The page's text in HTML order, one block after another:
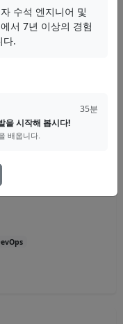
페이스 설정
하는 방법을 배웁니다.
수석 엔지니어 및
서 7년 이상의 경험
다.
35분
을 시작해 봅시다!
배웁니다.